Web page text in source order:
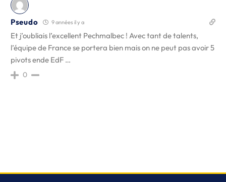
Pseudo 9 années il y a
Et j’oubliais l’excellent Pechmalbec ! Avec tant de talents,
l’équipe de France se portera bien mais on ne peut pas avoir 5
pivots ende EdF …
0